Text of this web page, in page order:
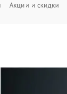
Акции и скидки